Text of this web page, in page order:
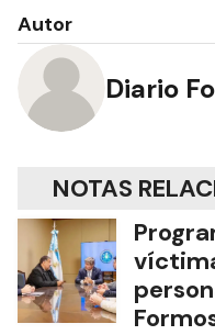
Autor
Diario
NOTAS